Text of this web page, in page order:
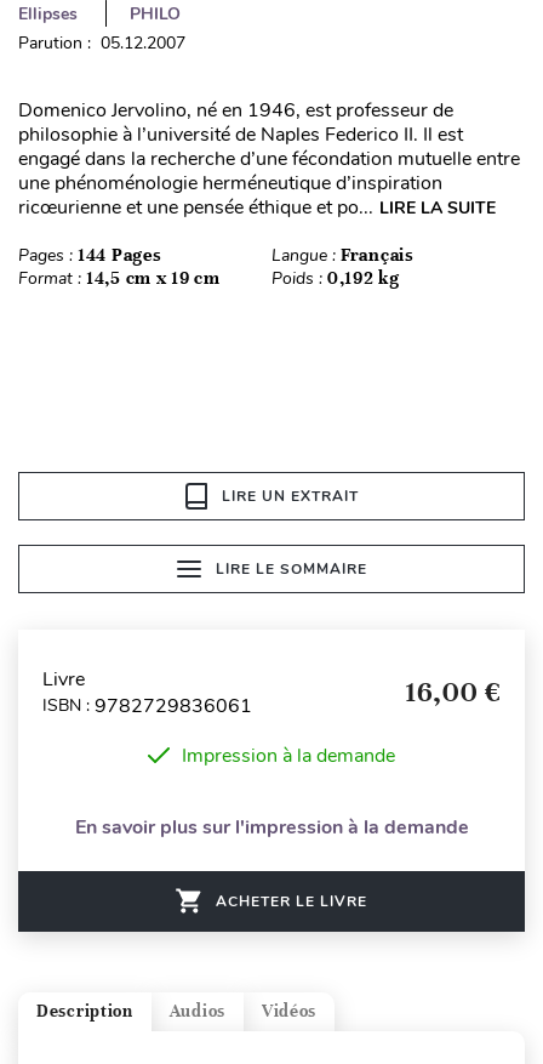
Ellipses
PHILO
Parution : 05.12.2007
Domenico Jervolino, né en 1946, est professeur de
philosophie à l’université de Naples Federico II. Il est
engagé dans la recherche d’une fécondation mutuelle entre
une phénoménologie herméneutique d’inspiration
ricœurienne et une pensée éthique et po... LIRE LA SUITE
Pages : 144 Pages Langue : Français
Format : 14,5 cm x 19 cm Poids : 0,192 kg
LIRE UN EXTRAIT
LIRE LE SOMMAIRE
Livre
ISBN : 9782729836061 16,00 €
Impression à la demande
En savoir plus sur l'impression à la demande
ACHETER LE LIVRE
Vidéos
Audios
Description